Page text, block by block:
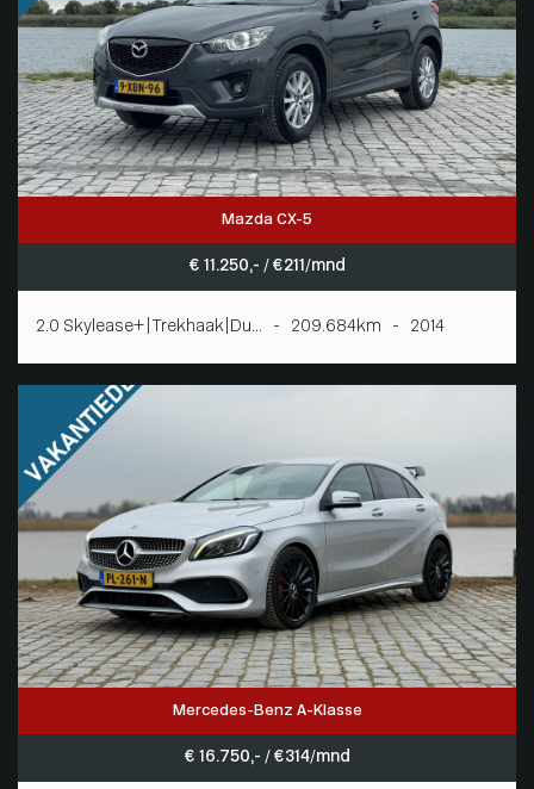
Mazda CX-5
€ 11.250,- / € 211/mnd
2.0 Skylease+|Trekhaak|Du... - 209.684km - 2014
Mercedes-Benz A-Klasse
€ 16.750,- / € 314/mnd